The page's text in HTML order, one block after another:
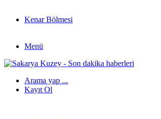
Kenar Bölmesi
Menü
Arama yap ...
Kayıt Ol